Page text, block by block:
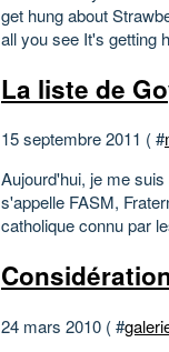
get hung about
all you see It's getting
La liste de
15 septembre 2011 ( #
Aujourd'hui, je me
s'appelle FASM,
catholique connu par
24 mars 2010 ( #